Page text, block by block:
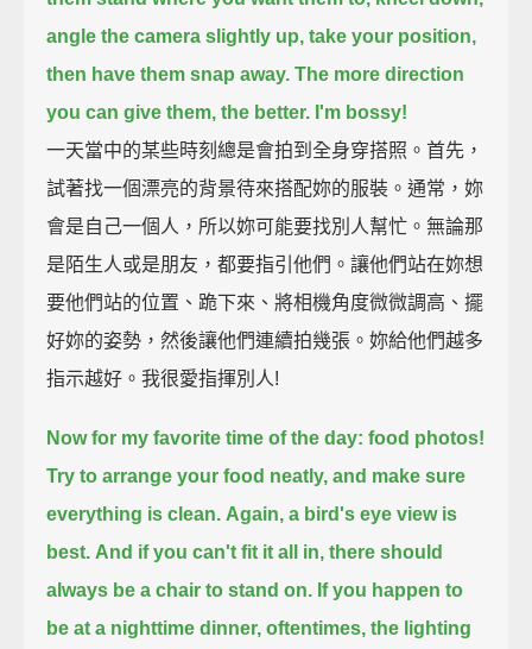
angle the camera slightly up, take your position,
then have them snap away. The more direction
you can give them, the better. I'm bossy!
一天當中的某些時刻總是會拍到全身穿搭照。首先，
試著找一個漂亮的背景待來搭配妳的服裝。通常，妳
會是自己一個人，所以妳可能要找別人幫忙。無論那
是陌生人或是朋友，都要指引他們。讓他們站在妳想
要他們站的位置、跪下來、將相機角度微微調高、擺
好妳的姿勢，然後讓他們連續拍幾張。妳給他們越多
指示越好。我很愛指揮別人!
Now for my favorite time of the day: food photos!
Try to arrange your food neatly, and make sure
everything is clean. Again, a bird's eye view is
best. And if you can't fit it all in, there should
always be a chair to stand on. If you happen to
be at a nighttime dinner, oftentimes, the lighting